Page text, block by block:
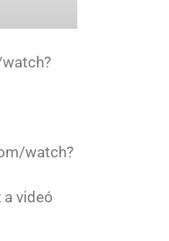
watch?
videó